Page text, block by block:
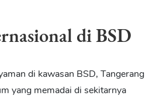
di BSD
di kawasan BSD, Tangerang
yang memadai di sekitarnya